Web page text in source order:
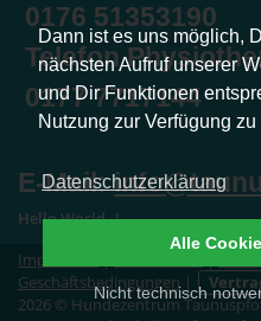
Dann ist es uns möglich,
nächsten Aufruf unserer
und Dir Funktionen
Nutzung zur Verfügung zu
Datenschutzerklärung
Nicht technisch
Alle
0176 51353190
Telefon
0177 7717144
E-Mail:
Hello World..!
Impressum
Geschäftsbedingungen|
2026 © Hundezentrum